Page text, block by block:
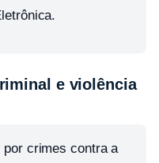
e violência
crimes contra a